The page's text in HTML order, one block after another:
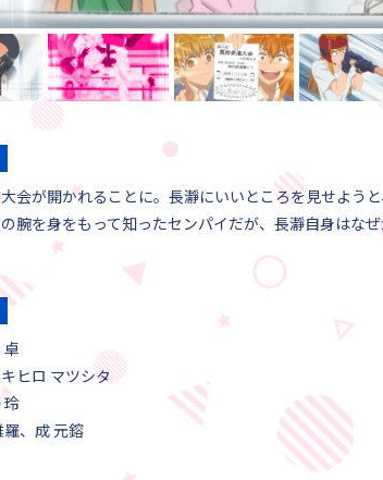
会が開かれることに。長瀞にいいところを見せよう
腕を身をもって知ったセンパイだが、長瀞自身はな
ヒロ マツシタ
玲
、成 元鎔